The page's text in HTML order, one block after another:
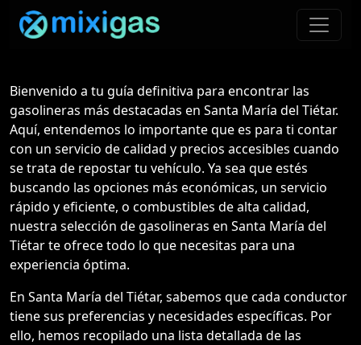
Bienvenido a tu guía definitiva para encontrar las
gasolineras más destacadas en Santa María del Tiétar.
Aquí, entendemos lo importante que es para ti contar
con un servicio de calidad y precios accesibles cuando
se trata de repostar tu vehículo. Ya sea que estés
buscando las opciones más económicas, un servicio
rápido y eficiente, o combustibles de alta calidad,
nuestra selección de gasolineras en Santa María del
Tiétar te ofrece todo lo que necesitas para una
experiencia óptima.
En Santa María del Tiétar, sabemos que cada conductor
tiene sus preferencias y necesidades específicas. Por
ello, hemos recopilado una lista detallada de las